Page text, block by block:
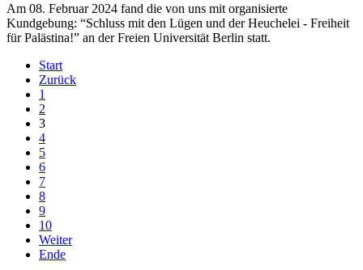
Am 08. Februar 2024 fand die von uns mit organisierte
Kundgebung: “Schluss mit den Lügen und der Heuchelei - Freiheit
für Palästina!” an der Freien Universität Berlin statt.
Start
Zurück
1
2
3
4
5
6
7
8
9
10
Weiter
Ende